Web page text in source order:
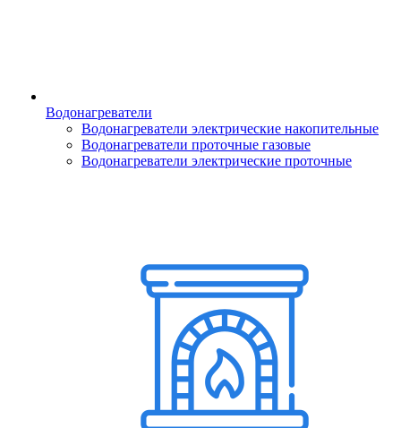
Водонагреватели
Водонагреватели электрические накопительные
Водонагреватели проточные газовые
Водонагреватели электрические проточные